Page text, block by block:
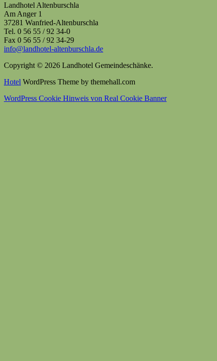
Landhotel Altenburschla
Am Anger 1
37281 Wanfried-Altenburschla
Tel. 0 56 55 / 92 34-0
Fax 0 56 55 / 92 34-29
info@landhotel-altenburschla.de
Copyright © 2026 Landhotel Gemeindeschänke.
Hotel WordPress Theme by themehall.com
WordPress Cookie Hinweis von Real Cookie Banner